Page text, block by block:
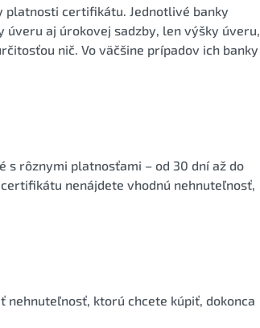
platnosti certifikátu. Jednotlivé banky
aj úrokovej sadzby, len výšky úveru,
nič. Vo väčšine prípadov ich banky
rôznymi platnosťami – od 30 dní až do
nenájdete vhodnú nehnuteľnosť,
ktorú chcete kúpiť, dokonca